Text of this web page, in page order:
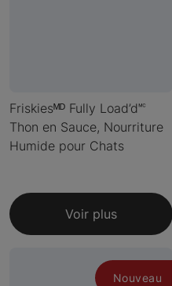
Friskiesᴹᴰ Fully Load’d🅪
Thon en Sauce, Nourriture
Humide pour Chats
Voir plus
Nouveau